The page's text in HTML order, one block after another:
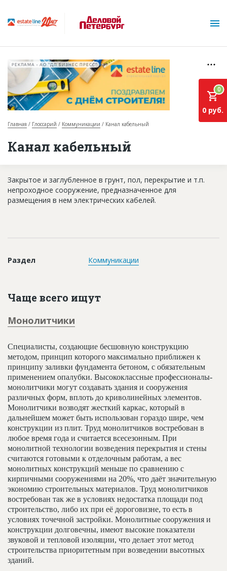
О проекте
База строящихся объектов
Инвестпроекты
Правила работы
Личный кабинет
РЕКЛАМА • АО "ДП БИЗНЕС ПРЕСС"
Главная Глоссарий Коммуникации Канал кабельный
Канал кабельный
0
0 руб.
Закрытое и заглубленное в грунт, пол, перекрытие и т.п.
непроходное сооружение, предназначенное для
размещения в нем электрических кабелей.
Раздел Коммуникации
Чаще всего ищут
Монолитчики
Специалисты, создающие бесшовную конструкцию
методом, принцип которого максимально приближен к
принципу заливки фундамента бетоном, с обязательным
применением опалубки. Высококлассные профессионалы-
монолитчики могут создавать здания и сооружения
различных форм, вплоть до криволинейных элементов.
Монолитчики возводят жесткий каркас, который в
дальнейшем может быть использован гораздо шире, чем
конструкции из плит. Труд монолитчиков востребован в
любое время года и считается всесезонным. При
монолитной технологии возведения перекрытия и стены
считаются готовыми к отделочным работам, а вес
монолитных конструкций меньше по сравнению с
кирпичными сооружениями на 20%, что даёт значительную
экономию строительных материалов. Труд монолитчиков
востребован так же в условиях недостатка площади под
строительство, либо их при её дороговизне, то есть в
условиях точечной застройки. Монолитные сооружения и
конструкции долговечны, имеют высокие показатели
звуковой и тепловой изоляции, что делает этот метод
строительства приоритетным при возведении высотных
зданий.